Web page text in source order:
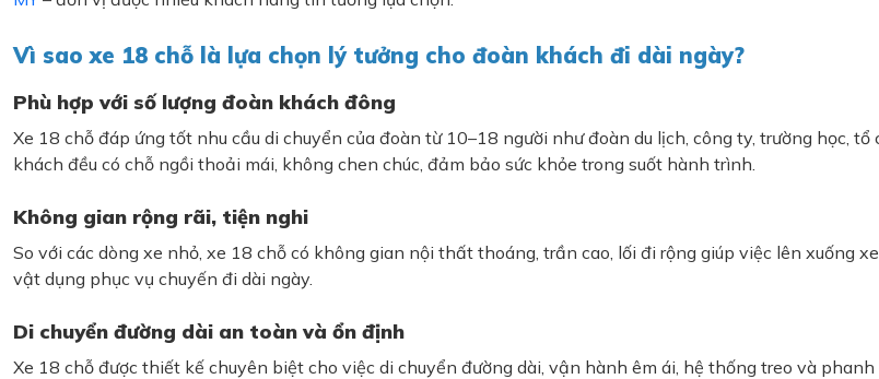
Vì sao xe 18 chỗ là lựa chọn lý tưởng cho đoàn khách đi dài ngày?
Phù hợp với số lượng đoàn khách đông
Xe 18 chỗ đáp ứng tốt nhu cầu di chuyển của đoàn từ 10–18 người như đoàn du lịch, công ty, trường học,
khách đều có chỗ ngồi thoải mái, không chen chúc, đảm bảo sức khỏe trong suốt hành trình.
Không gian rộng rãi, tiện nghi
So với các dòng xe nhỏ, xe 18 chỗ có không gian nội thất thoáng, trần cao, lối đi rộng giúp việc lên xuống
vật dụng phục vụ chuyến đi dài ngày.
Di chuyển đường dài an toàn và ổn định
Xe 18 chỗ được thiết kế chuyên biệt cho việc di chuyển đường dài, vận hành êm ái, hệ thống treo và